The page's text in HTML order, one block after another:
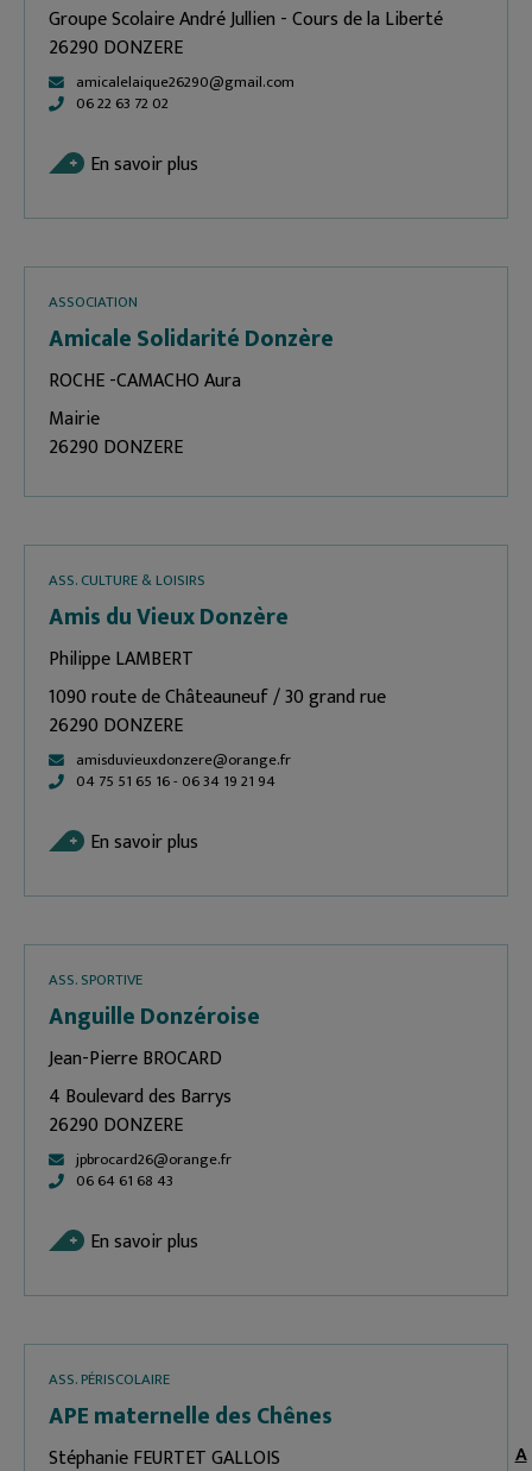
A
Groupe Scolaire André Jullien - Cours de la Liberté
26290 DONZERE
amicalelaique26290@gmail.com
06 22 63 72 02
En savoir plus
ASSOCIATION
Amicale Solidarité Donzère
ROCHE -CAMACHO Aura
Mairie
26290 DONZERE
ASS. CULTURE & LOISIRS
Amis du Vieux Donzère
Philippe LAMBERT
1090 route de Châteauneuf / 30 grand rue
26290 DONZERE
amisduvieuxdonzere@orange.fr
04 75 51 65 16 - 06 34 19 21 94
En savoir plus
ASS. SPORTIVE
Anguille Donzéroise
Jean-Pierre BROCARD
4 Boulevard des Barrys
26290 DONZERE
jpbrocard26@orange.fr
06 64 61 68 43
En savoir plus
ASS. PÉRISCOLAIRE
APE maternelle des Chênes
Stéphanie FEURTET GALLOIS